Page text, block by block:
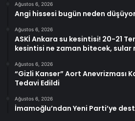
Ağustos 6, 2026
Angi hissesi bugün neden
Ağustos 6, 2026
ASKİ Ankara su kesintisi! 20-21
kesintisi ne zaman bitecek, sular
Ağustos 6, 2026
“Gizli Kanser” Aort Anevrizması
Tedavi Edildi
Ağustos 6, 2026
İmamoğlu’ndan Yeni Parti’ye